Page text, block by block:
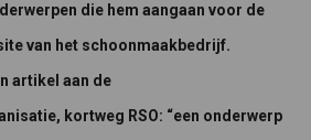
die hem aangaan voor de
van het schoonmaakbedrijf.
artikel aan de
kortweg RSO: “een onderwerp